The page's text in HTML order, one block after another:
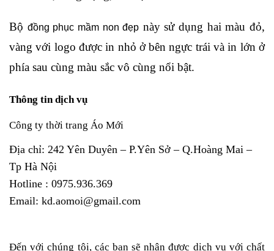
Bộ đồng phục mầm non đẹp này sử dụng hai màu đỏ,
vàng với logo được in nhỏ ở bên ngực trái và in lớn ở
phía sau cùng màu sắc vô cùng nổi bật.
Thông tin dịch vụ
Công ty thời trang Áo Mới
Địa chỉ: 242 Yên Duyên – P.Yên Sở – Q.Hoàng Mai –
Tp Hà Nội
Hotline : 0975.936.369
Email: kd.aomoi@gmail.com
Đến với chúng tôi, các bạn sẽ nhận được dịch vụ với chất